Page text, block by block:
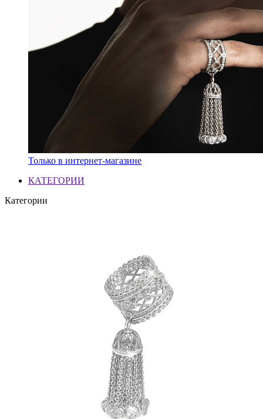
Только в интернет-магазине
КАТЕГОРИИ
Категории